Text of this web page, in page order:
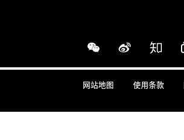
网站地图 使用条款